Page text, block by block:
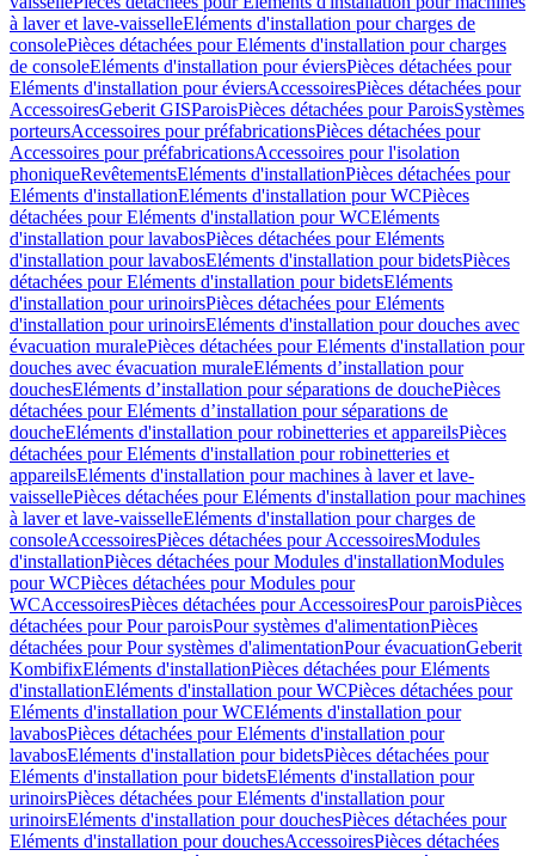
à laver et lave-vaisselleEléments d'installation pour charges de
consolePièces détachées pour Eléments d'installation pour charges
de consoleEléments d'installation pour éviersPièces détachées pour
Eléments d'installation pour éviersAccessoiresPièces détachées pour
AccessoiresGeberit GISParoisPièces détachées pour ParoisSystèmes
porteursAccessoires pour préfabricationsPièces détachées pour
Accessoires pour préfabricationsAccessoires pour l'isolation
phoniqueRevêtementsEléments d'installationPièces détachées pour
Eléments d'installationEléments d'installation pour WCPièces
détachées pour Eléments d'installation pour WCEléments
d'installation pour lavabosPièces détachées pour Eléments
d'installation pour lavabosEléments d'installation pour bidetsPièces
détachées pour Eléments d'installation pour bidetsEléments
d'installation pour urinoirsPièces détachées pour Eléments
d'installation pour urinoirsEléments d'installation pour douches avec
évacuation muralePièces détachées pour Eléments d'installation pour
douches avec évacuation muraleEléments d’installation pour
douchesEléments d’installation pour séparations de douchePièces
détachées pour Eléments d’installation pour séparations de
doucheEléments d'installation pour robinetteries et appareilsPièces
détachées pour Eléments d'installation pour robinetteries et
appareilsEléments d'installation pour machines à laver et lave-
vaissellePièces détachées pour Eléments d'installation pour machines
à laver et lave-vaisselleEléments d'installation pour charges de
consoleAccessoiresPièces détachées pour AccessoiresModules
d'installationPièces détachées pour Modules d'installationModules
pour WCPièces détachées pour Modules pour
WCAccessoiresPièces détachées pour AccessoiresPour paroisPièces
détachées pour Pour paroisPour systèmes d'alimentationPièces
détachées pour Pour systèmes d'alimentationPour évacuationGeberit
KombifixEléments d'installationPièces détachées pour Eléments
d'installationEléments d'installation pour WCPièces détachées pour
Eléments d'installation pour WCEléments d'installation pour
lavabosPièces détachées pour Eléments d'installation pour
lavabosEléments d'installation pour bidetsPièces détachées pour
Eléments d'installation pour bidetsEléments d'installation pour
urinoirsPièces détachées pour Eléments d'installation pour
urinoirsEléments d'installation pour douchesPièces détachées pour
Eléments d'installation pour douchesAccessoiresPièces détachées